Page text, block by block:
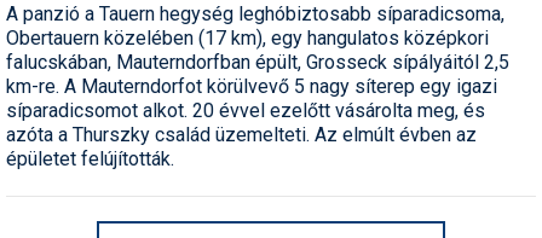
A panzió a Tauern hegység leghóbiztosabb síparadicsoma,
Obertauern közelében (17 km), egy hangulatos középkori
falucskában, Mauterndorfban épült, Grosseck sípályáitól 2,5
km-re. A Mauterndorfot körülvevő 5 nagy síterep egy igazi
síparadicsomot alkot. 20 évvel ezelőtt vásárolta meg, és
azóta a Thurszky család üzemelteti. Az elmúlt évben az
épületet felújították.